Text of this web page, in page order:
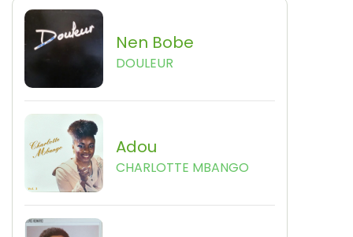
Nen Bobe
DOULEUR
Adou
CHARLOTTE MBANGO